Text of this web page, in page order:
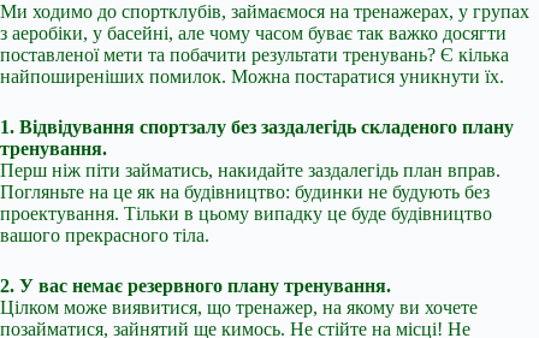
Ми ходимо до спортклубів, займаємося на тренажерах, у групах
з аеробіки, у басейні, але чому часом буває так важко досягти
поставленої мети та побачити результати тренувань? Є кілька
найпоширеніших помилок. Можна постаратися уникнути їх.
1. Відвідування спортзалу без заздалегідь складеного плану
тренування.
Перш ніж піти займатись, накидайте заздалегідь план вправ.
Погляньте на це як на будівництво: будинки не будують без
проектування. Тільки в цьому випадку це буде будівництво
вашого прекрасного тіла.
2. У вас немає резервного плану тренування.
Цілком може виявитися, що тренажер, на якому ви хочете
позайматися, зайнятий ще кимось. Не стійте на місці! Не